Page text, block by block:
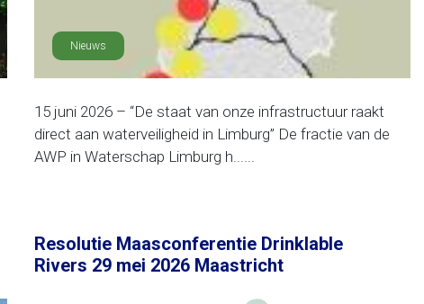
Nieuws
15 juni 2026 – “De staat van onze infrastructuur raakt
direct aan waterveiligheid in Limburg” De fractie van de
AWP in Waterschap Limburg h......
Resolutie Maasconferentie Drinklable
Rivers 29 mei 2026 Maastricht